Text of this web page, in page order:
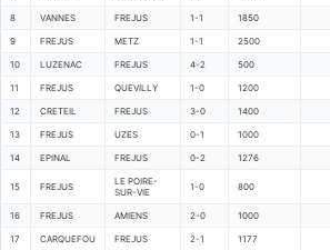
8 VANNES FREJUS 1-1 1850
9 FREJUS METZ 1-1 2500
10 LUZENAC FREJUS 4-2 500
11 FREJUS QUEVILLY 1-0 1200
12 CRETEIL FREJUS 3-0 1400
13 FREJUS UZES 0-1 1000
14 EPINAL FREJUS 0-2 1276
15 FREJUS
LE POIRE-
SUR-VIE
1-0 800
16 FREJUS AMIENS 2-0 1000
17 CARQUEFOU FREJUS 2-1 1177